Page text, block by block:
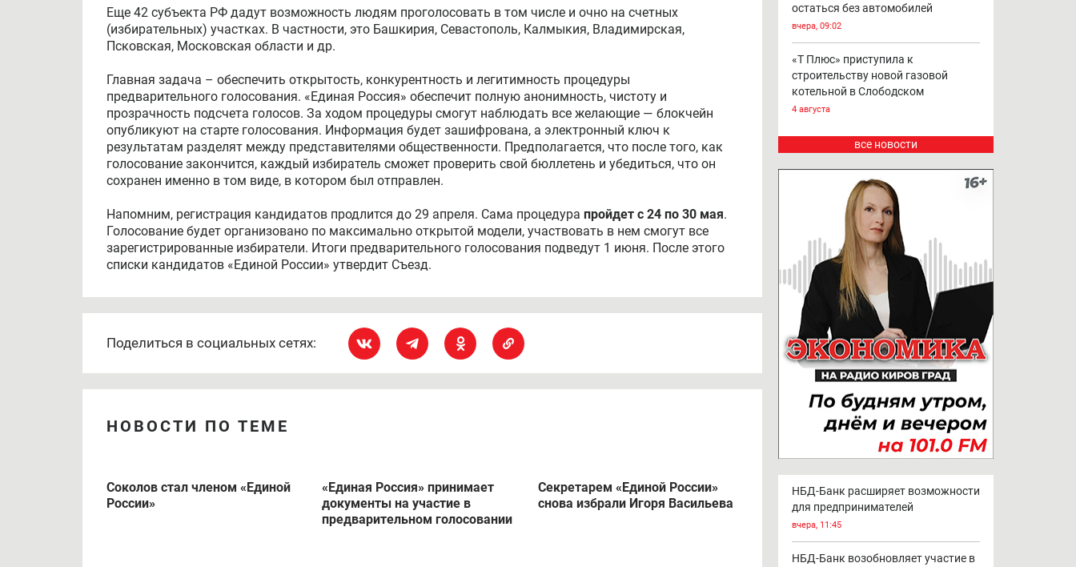
Еще 42 субъекта РФ дадут возможность людям проголосовать в том числе и очно на счетных
(избирательных) участках. В частности, это Башкирия, Севастополь, Калмыкия, Владимирская,
Псковская, Московская области и др.
Главная задача – обеспечить открытость, конкурентность и легитимность процедуры
предварительного голосования. «Единая Россия» обеспечит полную анонимность, чистоту и
прозрачность подсчета голосов. За ходом процедуры смогут наблюдать все желающие — блокчейн
опубликуют на старте голосования. Информация будет зашифрована, а электронный ключ к
результатам разделят между представителями общественности. Предполагается, что после того, как
голосование закончится, каждый избиратель сможет проверить свой бюллетень и убедиться, что он
сохранен именно в том виде, в котором был отправлен.
Напомним, регистрация кандидатов продлится до 29 апреля. Сама процедура пройдет с 24 по 30 мая.
Голосование будет организовано по максимально открытой модели, участвовать в нем смогут все
зарегистрированные избиратели. Итоги предварительного голосования подведут 1 июня. После этого
списки кандидатов «Единой России» утвердит Съезд.
Поделиться в социальных сетях:
НОВОСТИ ПО ТЕМЕ
Соколов стал членом «Единой
России»
«Единая Россия» принимает
документы на участие в
предварительном голосовании
Секретарем «Единой России»
снова избрали Игоря Васильева
остаться без автомобилей
вчера, 09:02
«Т Плюс» приступила к
строительству новой газовой
котельной в Слободском
4 августа
все новости
НБД-Банк расширяет возможности
для предпринимателей
вчера, 11:45
НБД-Банк возобновляет участие в